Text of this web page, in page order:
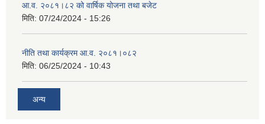
आ.व. २०८१।८२ को वार्षिक योजना तथा बजेट
मिति: 07/24/2024 - 15:26
नीति तथा कार्यक्रम आ.व. २०८१।०८२
मिति: 06/25/2024 - 10:43
अन्य